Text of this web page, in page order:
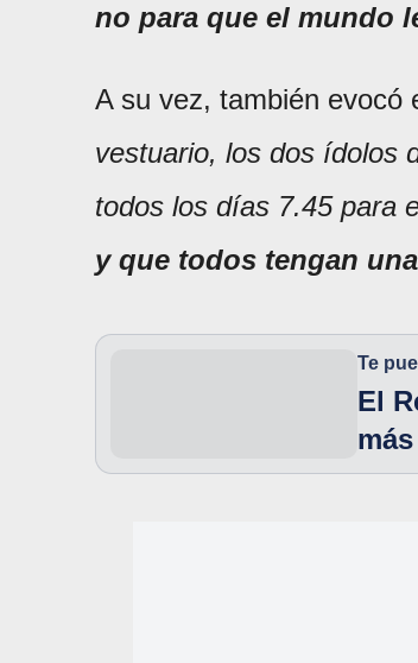
no para que el mundo
A su vez, también evocó
vestuario, los dos ídolos
todos los días 7.45 para
y que todos tengan
Te
El